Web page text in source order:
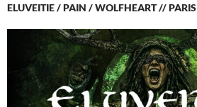
ELUVEITIE / PAIN / WOLFHEART // PARIS